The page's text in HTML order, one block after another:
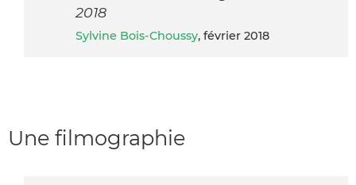
2018
Sylvine Bois-Choussy, février 2018
Une filmographie